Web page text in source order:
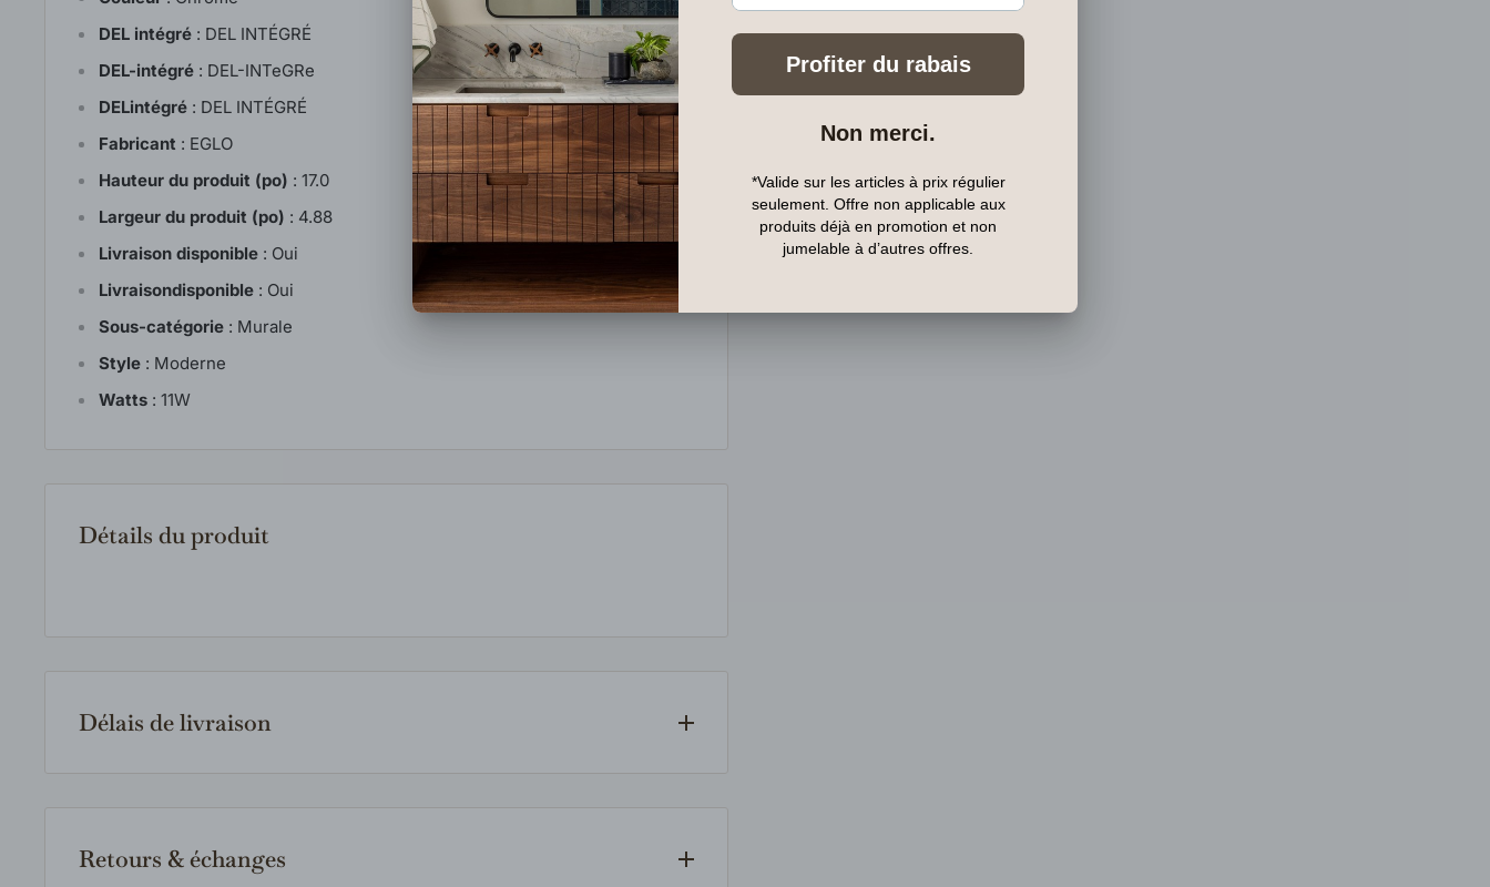
DEL intégré : DEL INTÉGRÉ
DEL-intégré : DEL-INTeGRe
DELintégré : DEL INTÉGRÉ
Fabricant : EGLO
Hauteur du produit (po) : 17.0
Largeur du produit (po) : 4.88
Livraison disponible : Oui
Livraisondisponible : Oui
Sous-catégorie : Murale
Style : Moderne
Watts : 11W
Détails du produit
Délais de livraison
article est indisponible en magasin, nous le commandons auprès du
votre commande.
Retours & échanges